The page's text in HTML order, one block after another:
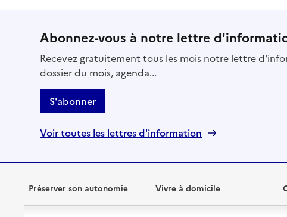
Abonnez-vous à notre lettre
Recevez gratuitement tous les mois notre lettre
dossier du mois, agenda...
S'abonner
Voir toutes les lettres d'information
Préserver son autonomie Vivre à domicile